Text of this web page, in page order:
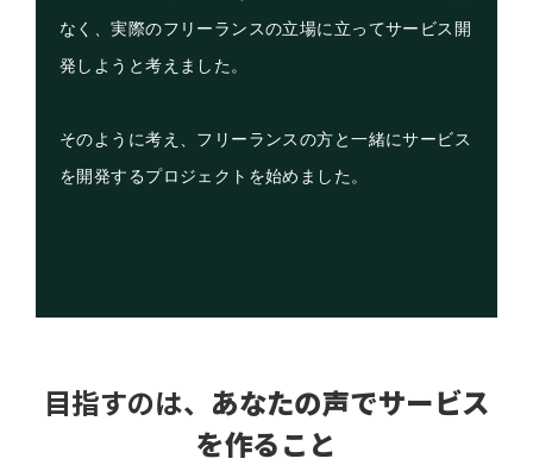
なく、実際のフリーランスの立場に立ってサービス開
発しようと考えました。
そのように考え、フリーランスの方と一緒にサービス
を開発するプロジェクトを始めました。
目指すのは、 あなたの声でサービス
を作ること